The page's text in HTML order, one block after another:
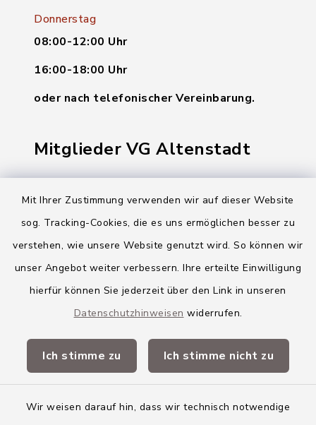
Mit Ihrer Zustimmung verwenden wir auf dieser Website
sog. Tracking-Cookies, die es uns ermöglichen besser zu
verstehen, wie unsere Website genutzt wird. So können wir
unser Angebot weiter verbessern. Ihre erteilte Einwilligung
hierfür können Sie jederzeit über den Link in unseren
Datenschutzhinweisen widerrufen.
Ich stimme zu Ich stimme nicht zu
Wir weisen darauf hin, dass wir technisch notwendige
Donnerstag
08:00-12:00 Uhr
16:00-18:00 Uhr
oder nach telefonischer Vereinbarung.
Mitglieder VG Altenstadt
Markt Altenstadt
Gemeinde Osterberg
VG Altenstadt
Landkreis Neu-Ulm